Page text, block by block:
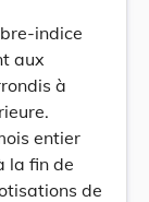
indice
aux
à
entier
la fin de
de